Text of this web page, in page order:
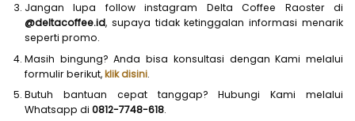
Jangan lupa follow instagram Delta Coffee Raoster di
@deltacoffee.id, supaya tidak ketinggalan informasi menarik
seperti promo.
Masih bingung? Anda bisa konsultasi dengan Kami melalui
formulir berikut,klik disini.
Butuh bantuan cepat tanggap? Hubungi Kami melalui
Whatsapp di0812-7748-618.